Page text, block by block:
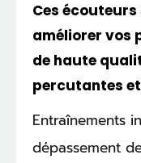
Ces
améliorer vos
de haute
percutantes
Entraînements
dépassement